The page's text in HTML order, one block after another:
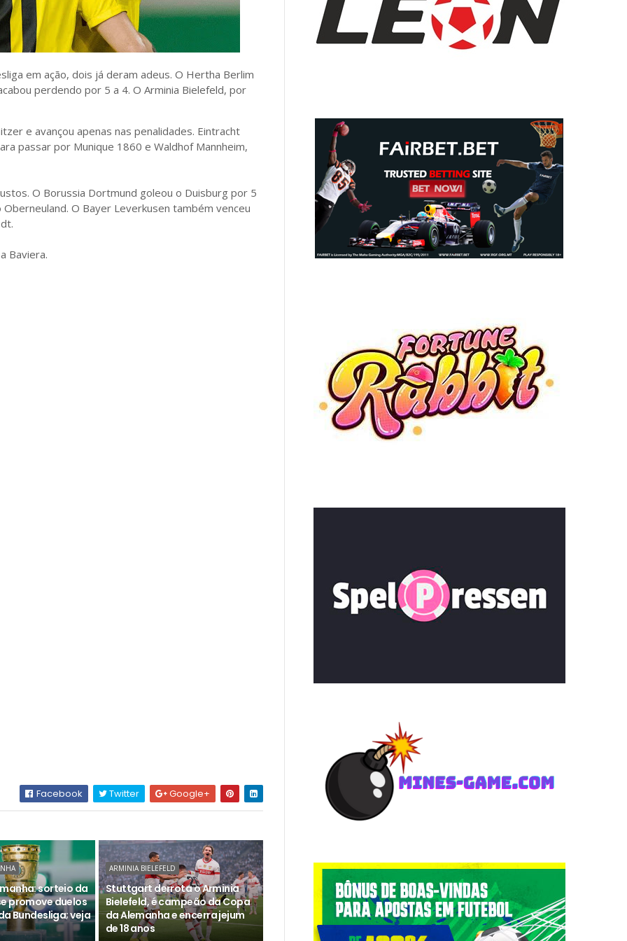
em ação, dois já deram adeus. O Hertha Berlim
perdendo por 5 a 4. O Arminia Bielefeld, por
e avançou apenas nas penalidades. Eintracht
passar por Munique 1860 e Waldhof Mannheim,
O Borussia Dortmund goleou o Duisburg por 5
O Bayer Leverkusen também venceu
Baviera.
Facebook Twitter Google+
sorteio da
promove duelos
Bundesliga; veja
ARMINIA BIELEFELD
Stuttgart derrota o Arminia
Bielefeld, é campeão da Copa
da Alemanha e encerra jejum
de 18 anos